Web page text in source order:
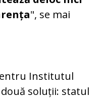
", se mai
Institutul
soluții: statul